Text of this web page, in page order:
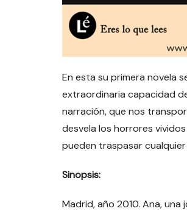
En esta su primera novela
extraordinaria capacidad
narración, que nos
desvela los horrores
pueden traspasar
Sinopsis:
Madrid, año 2010. Ana,